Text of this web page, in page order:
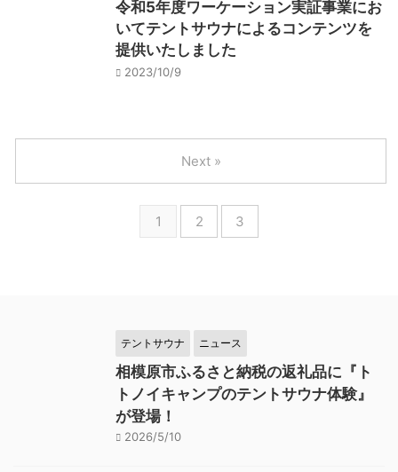
令和5年度ワーケーション実証事業にお
いてテントサウナによるコンテンツを
提供いたしました
2023/10/9
1 2 3
Next »
テントサウナ ニュース
相模原市ふるさと納税の返礼品に『ト
トノイキャンプのテントサウナ体験』
が登場！
2026/5/10